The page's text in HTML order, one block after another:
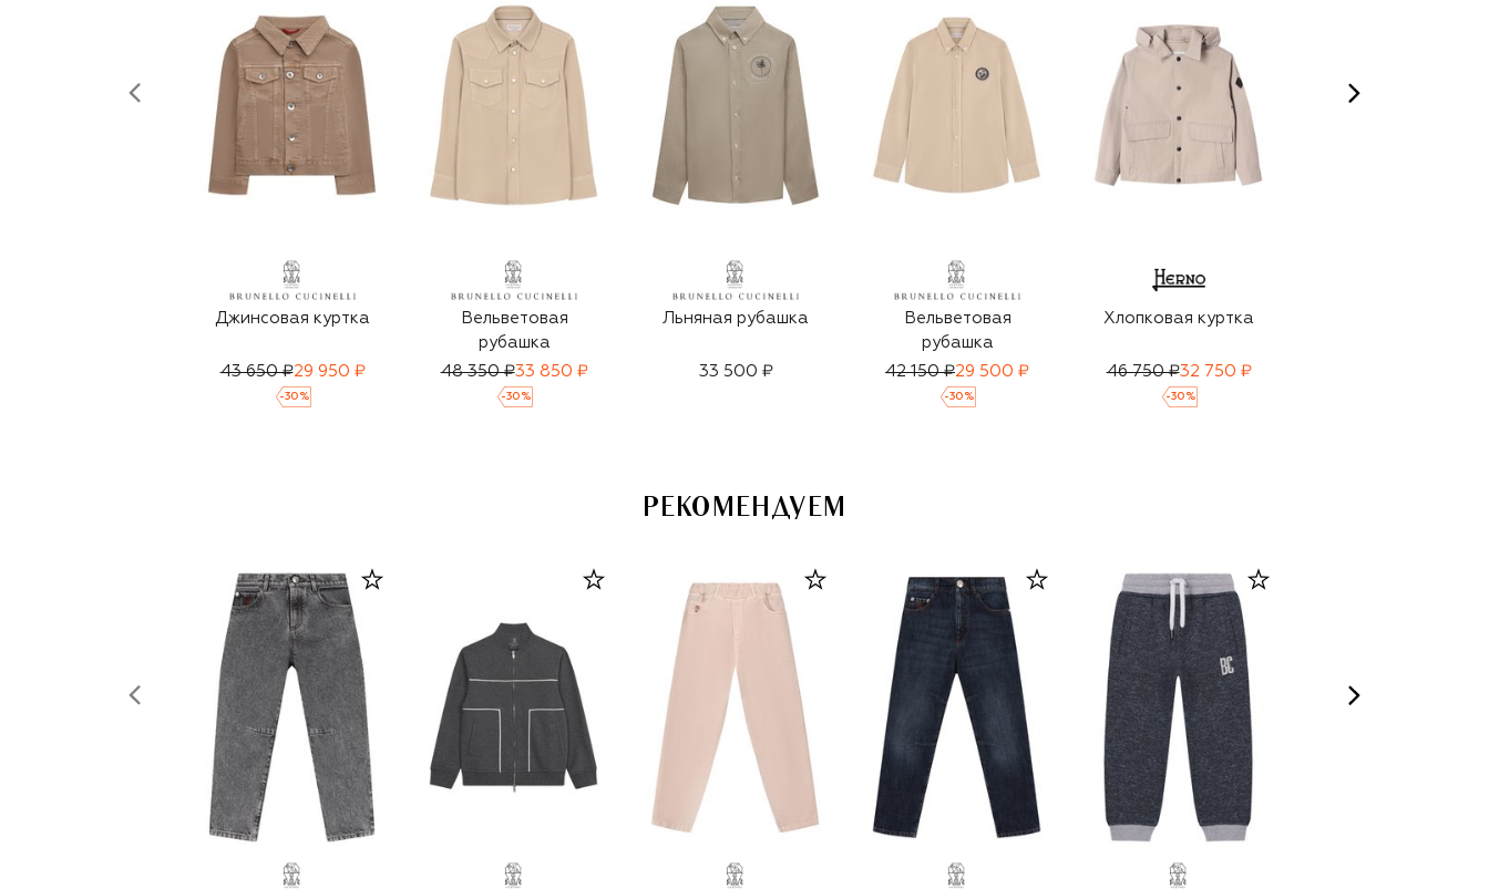
Джинсовая куртка
43 650 ₽29 950 ₽
-30 %
Вельветовая
рубашка
48 350 ₽33 850 ₽
-30 %
Льняная рубашка
33 500 ₽
Вельветовая
рубашка
42 150 ₽29 500 ₽
-30 %
Хлопковая куртка
46 750 ₽32 750 ₽
-30 %
РЕКОМЕНДУЕМ